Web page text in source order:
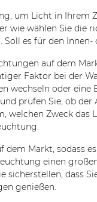
um Licht in Ihrem
wie wählen Sie
es für den
auf dem
Faktor bei der
wechseln oder
prüfen Sie, ob
welchen Zweck
Markt, sodass
einen
sicherstellen, dass
genießen.